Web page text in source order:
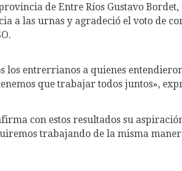
de Entre Ríos Gustavo
a las urnas y agradeció el voto de
los entrerrianos a quienes
que trabajar todos juntos»,
con estos resultados su
trabajando de la misma